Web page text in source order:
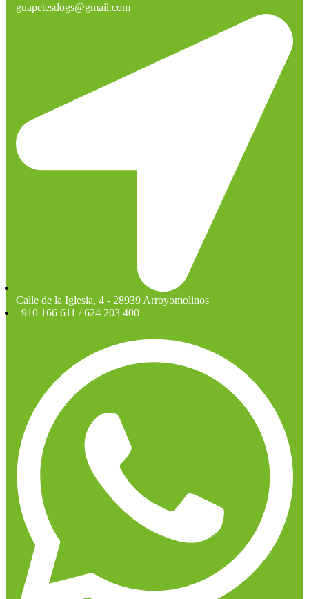
guapetesdogs@gmail.com
Calle de la Iglesia, 4 - 28939 Arroyomolinos
910 166 611 / 624 203 400